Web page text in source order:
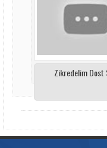
Zikredelim Dost